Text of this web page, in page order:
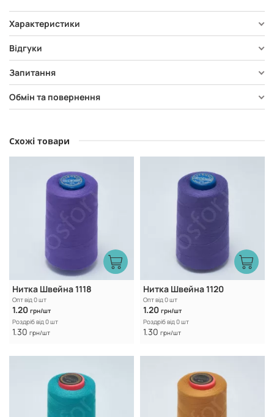
Характеристики
Відгуки
Запитання
Обмін та повернення
Схожі товари
Нитка Швейна 1118
Опт від 0 шт
1.20 грн/шт
Роздріб від 0 шт
1.30 грн/шт
Нитка Швейна 1120
Опт від 0 шт
1.20 грн/шт
Роздріб від 0 шт
1.30 грн/шт